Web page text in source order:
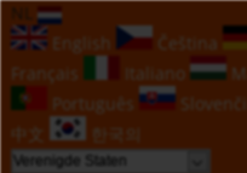
NL
English
Čeština
Français
Italiano
Português
中文
한국의